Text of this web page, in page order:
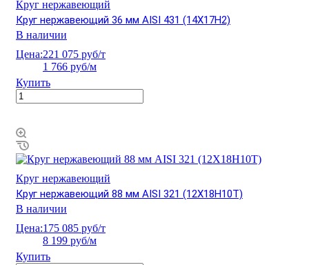
Круг нержавеющий
Круг нержавеющий 36 мм AISI 431 (14Х17Н2)
В наличии
Цена:221 075 руб/т
1 766 руб/м
Купить
Круг нержавеющий
Круг нержавеющий 88 мм AISI 321 (12Х18Н10Т)
В наличии
Цена:175 085 руб/т
8 199 руб/м
Купить